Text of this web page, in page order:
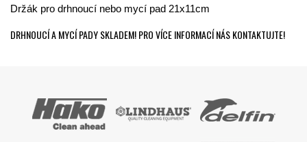
Držák pro drhnoucí nebo mycí pad 21x11cm
DRHNOUCÍ A MYCÍ PADY SKLADEM! PRO VÍCE INFORMACÍ NÁS KONTAKTUJTE!